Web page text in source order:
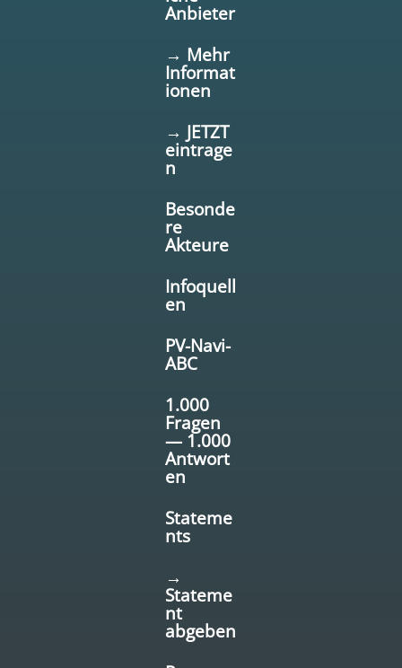
Anbieter
→ Mehr
Informat
ionen
→ JETZT
eintrage
n
Besonde
re
Akteure
Infoquell
en
PV-Navi-
ABC
1.000
Fragen
— 1.000
Antwort
en
Stateme
nts
→
Stateme
nt
abgeben